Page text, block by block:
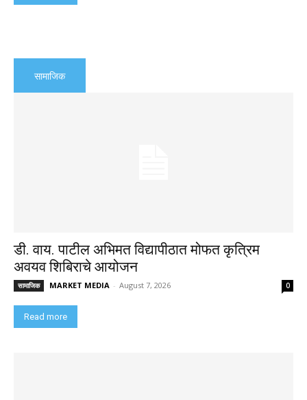
सामाजिक
डी. वाय. पाटील अभिमत विद्यापीठात मोफत कृत्रिम
अवयव शिबिराचे आयोजन
सामाजिक MARKET MEDIA - August 7, 2026 0
Read more